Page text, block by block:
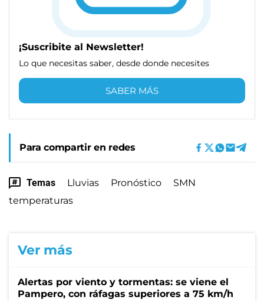
¡Suscribite al Newsletter!
Lo que necesitas saber, desde donde necesites
SABER MÁS
Para compartir en redes
Temas Lluvias Pronóstico
SMN
temperaturas
Ver más
Alertas por viento y tormentas: se viene el
Pampero, con ráfagas superiores a 75 km/h